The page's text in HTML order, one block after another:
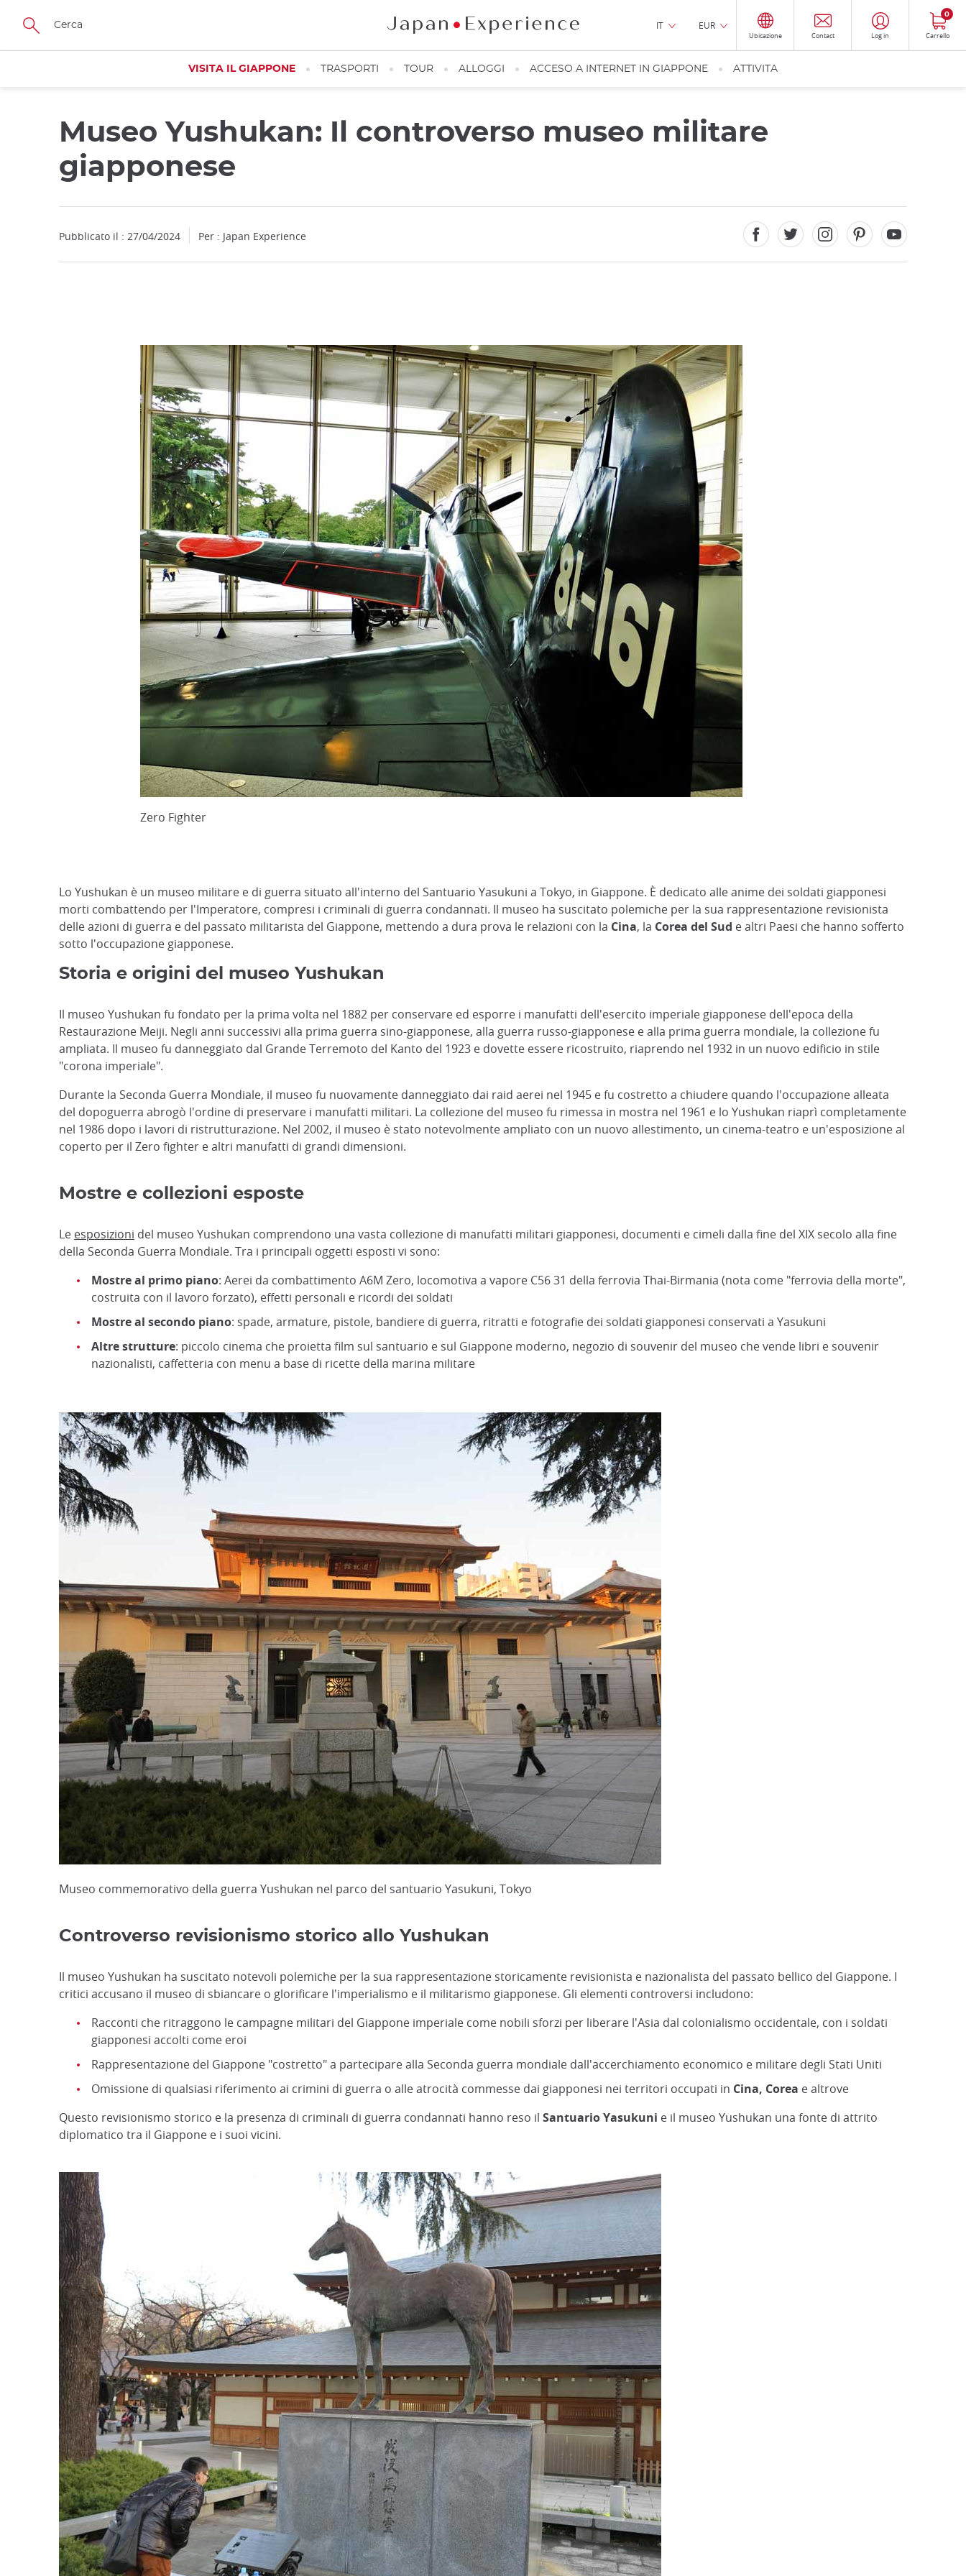
Skip
main
IT EUR
Ubicazione Contact Log in Carrello
0
VISITA IL GIAPPONE TRASPORTI TOUR ALLOGGI ACCESO A INTERNET IN GIAPPONE ATTIVITA
Museo Yushukan: Il controverso museo militare
giapponese
Pubblicato il : 27/04/2024 Per : Japan Experience
Zero Fighter
Lo Yushukan è un museo militare e di guerra situato all'interno del Santuario Yasukuni a Tokyo, in Giappone. È dedicato alle anime dei soldati giapponesi
morti combattendo per l'Imperatore, compresi i criminali di guerra condannati. Il museo ha suscitato polemiche per la sua rappresentazione revisionista
delle azioni di guerra e del passato militarista del Giappone, mettendo a dura prova le relazioni con la Cina, la Corea del Sud e altri Paesi che hanno sofferto
sotto l'occupazione giapponese.
Storia e origini del museo Yushukan
Il museo Yushukan fu fondato per la prima volta nel 1882 per conservare ed esporre i manufatti dell'esercito imperiale giapponese dell'epoca della
Restaurazione Meiji. Negli anni successivi alla prima guerra sino-giapponese, alla guerra russo-giapponese e alla prima guerra mondiale, la collezione fu
ampliata. Il museo fu danneggiato dal Grande Terremoto del Kanto del 1923 e dovette essere ricostruito, riaprendo nel 1932 in un nuovo edificio in stile
"corona imperiale".
Durante la Seconda Guerra Mondiale, il museo fu nuovamente danneggiato dai raid aerei nel 1945 e fu costretto a chiudere quando l'occupazione alleata
del dopoguerra abrogò l'ordine di preservare i manufatti militari. La collezione del museo fu rimessa in mostra nel 1961 e lo Yushukan riaprì completamente
nel 1986 dopo i lavori di ristrutturazione. Nel 2002, il museo è stato notevolmente ampliato con un nuovo allestimento, un cinema-teatro e un'esposizione al
coperto per il Zero fighter e altri manufatti di grandi dimensioni.
Mostre e collezioni esposte
Le esposizioni del museo Yushukan comprendono una vasta collezione di manufatti militari giapponesi, documenti e cimeli dalla fine del XIX secolo alla fine
della Seconda Guerra Mondiale. Tra i principali oggetti esposti vi sono:
Mostre al primo piano: Aerei da combattimento A6M Zero, locomotiva a vapore C56 31 della ferrovia Thai-Birmania (nota come "ferrovia della morte",
costruita con il lavoro forzato), effetti personali e ricordi dei soldati
Mostre al secondo piano: spade, armature, pistole, bandiere di guerra, ritratti e fotografie dei soldati giapponesi conservati a Yasukuni
Altre strutture: piccolo cinema che proietta film sul santuario e sul Giappone moderno, negozio di souvenir del museo che vende libri e souvenir
nazionalisti, caffetteria con menu a base di ricette della marina militare
Museo commemorativo della guerra Yushukan nel parco del santuario Yasukuni, Tokyo
Controverso revisionismo storico allo Yushukan
Il museo Yushukan ha suscitato notevoli polemiche per la sua rappresentazione storicamente revisionista e nazionalista del passato bellico del Giappone. I
critici accusano il museo di sbiancare o glorificare l'imperialismo e il militarismo giapponese. Gli elementi controversi includono:
Racconti che ritraggono le campagne militari del Giappone imperiale come nobili sforzi per liberare l'Asia dal colonialismo occidentale, con i soldati
giapponesi accolti come eroi
Rappresentazione del Giappone "costretto" a partecipare alla Seconda guerra mondiale dall'accerchiamento economico e militare degli Stati Uniti
Omissione di qualsiasi riferimento ai crimini di guerra o alle atrocità commesse dai giapponesi nei territori occupati in Cina, Corea e altrove
Questo revisionismo storico e la presenza di criminali di guerra condannati hanno reso il Santuario Yasukuni e il museo Yushukan una fonte di attrito
diplomatico tra il Giappone e i suoi vicini.